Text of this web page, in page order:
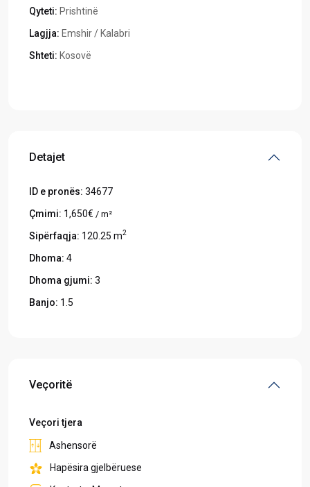
Qyteti: Prishtinë
Lagjja: Emshir / Kalabri
Shteti: Kosovë
Detajet
ID e pronës: 34677
Çmimi: 1,650€ / m²
Sipërfaqja: 120.25 m2
Dhoma: 4
Dhoma gjumi: 3
Banjo: 1.5
Veçoritë
Veçori tjera
Ashensorë
Hapësira gjelbëruese